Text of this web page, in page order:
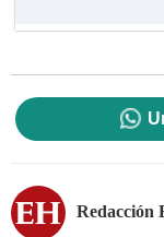
Redacción